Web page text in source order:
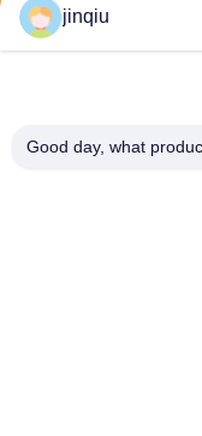
jinqiu
Good day, what